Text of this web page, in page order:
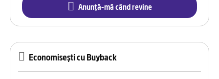
Anunță-mă când revine
Economisești cu Buyback